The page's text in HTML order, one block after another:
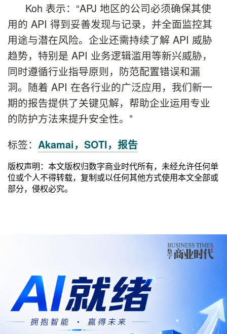
Koh 表示：“APJ 地区的公司必须确保其使
用的 API 得到妥善发现与记录，并全面监控其
用途与潜在风险。企业还需持续了解 API 威胁
趋势，特别是 API 业务逻辑滥用等新兴威胁，
同时遵循行业指导原则，防范配置错误和漏
洞。随着 API 在各行业的广泛应用，我们新一
期的报告提供了关键见解，帮助企业运用专业
的防护方法来提升安全性。”
标签： Akamai，SOTI，报告
版权声明：本文版权归数字商业时代所有，未经允许任何单
位或个人不得转载，复制或以任何其他方式使用本文全部或
部分，侵权必究。